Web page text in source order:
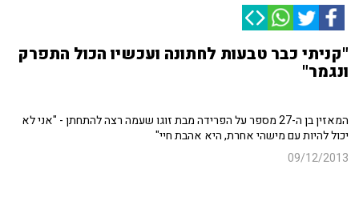
"קניתי כבר טבעות לחתונה ועכשיו הכול התפרק
ונגמר"
המאזין בן ה-27 מספר על הפרידה מבת זוגו שעמה רצה להתחתן - "אני לא
יכול להיות עם מישהי אחרת, היא אהבת חיי"
09/12/2013